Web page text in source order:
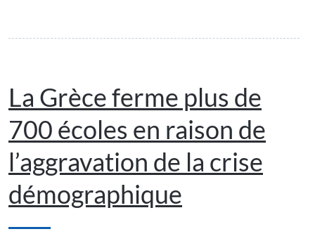
La Grèce ferme plus de
700 écoles en raison de
l’aggravation de la crise
démographique